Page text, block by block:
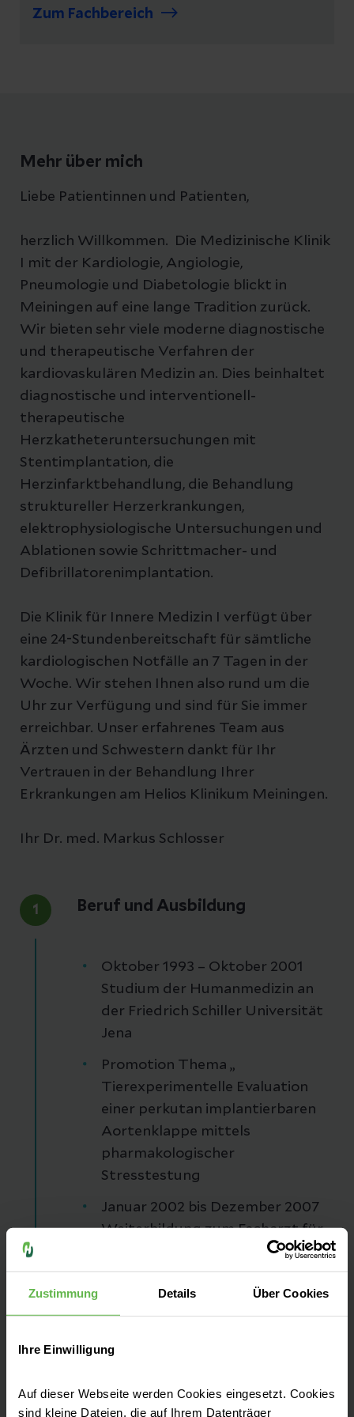
Zustimmung Details Über Cookies
Ihre Einwilligung
Auf dieser Webseite werden Cookies eingesetzt. Cookies
sind kleine Dateien, die auf Ihrem Datenträger
Zum Fachbereich
Mehr über mich
Liebe Patientinnen und Patienten,
herzlich Willkommen. Die Medizinische Klinik
I mit der Kardiologie, Angiologie,
Pneumologie und Diabetologie blickt in
Meiningen auf eine lange Tradition zurück.
Wir bieten sehr viele moderne diagnostische
und therapeutische Verfahren der
kardiovaskulären Medizin an. Dies beinhaltet
diagnostische und interventionell-
therapeutische
Herzkatheteruntersuchungen mit
Stentimplantation, die
Herzinfarktbehandlung, die Behandlung
struktureller Herzerkrankungen,
elektrophysiologische Untersuchungen und
Ablationen sowie Schrittmacher- und
Defibrillatorenimplantation.
Die Klinik für Innere Medizin I verfügt über
eine 24-Stundenbereitschaft für sämtliche
kardiologischen Notfälle an 7 Tagen in der
Woche. Wir stehen Ihnen also rund um die
Uhr zur Verfügung und sind für Sie immer
erreichbar. Unser erfahrenes Team aus
Ärzten und Schwestern dankt für Ihr
Vertrauen in der Behandlung Ihrer
Erkrankungen am Helios Klinikum Meiningen.
Ihr Dr. med. Markus Schlosser
1 Beruf und Ausbildung
Oktober 1993 – Oktober 2001
Studium der Humanmedizin an
der Friedrich Schiller Universität
Jena
Promotion Thema „
Tierexperimentelle Evaluation
einer perkutan implantierbaren
Aortenklappe mittels
pharmakologischer
Stresstestung
Januar 2002 bis Dezember 2007
Weiterbildung zum Facharzt für
Innere Medizin in der Klinik für
Innere Medizin I der FSU Jena
2